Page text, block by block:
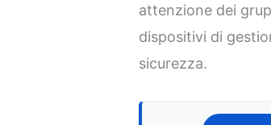
attenzione dei
dispositivi di
sicurezza.